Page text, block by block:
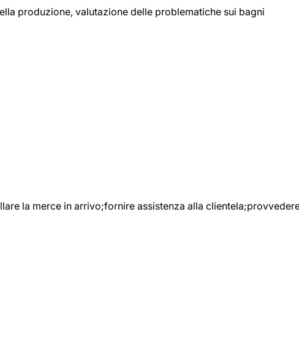
produzione, valutazione delle problematiche sui bagni
la merce in arrivo;fornire assistenza alla